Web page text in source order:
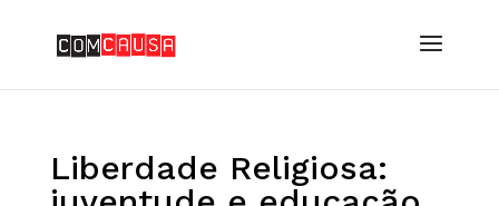
Liberdade Religiosa: